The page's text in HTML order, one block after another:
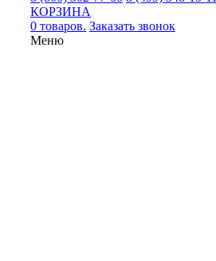
КОРЗИНА
0 товаров. Заказать звонок
Меню